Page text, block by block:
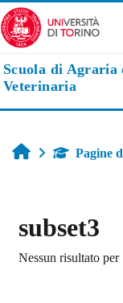
Vai al contenuto
Scuola di Agraria
Veterinaria
HomePagine
subset3
Nessun risultato per